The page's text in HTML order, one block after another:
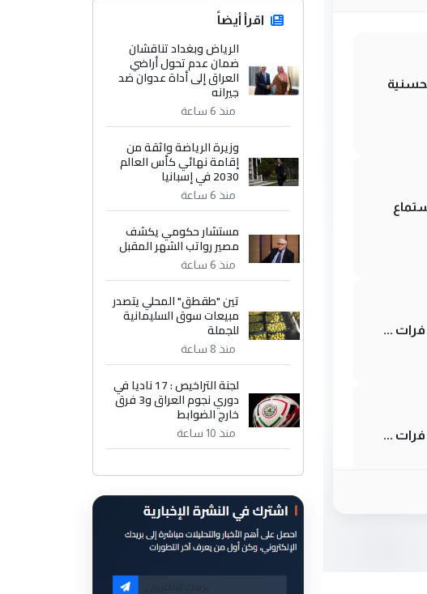
فرات ...
فرات ...
اقرأ أيضاً
الرياض وبغداد تناقشان
ضمان عدم تحول أراضي
العراق إلى أداة عدوان ضد
جيرانه
منذ 6 ساعة
وزيرة الرياضة واثقة من
إقامة نهائي كأس العالم
2030 في إسبانيا
منذ 6 ساعة
مستشار حكومي يكشف
مصير رواتب الشهر المقبل
منذ 6 ساعة
تين "طقطق" المحلي يتصدر
مبيعات سوق السليمانية
للجملة
منذ 8 ساعة
لجنة التراخيص : 17 ناديا في
دوري نجوم العراق و3 فرق
خارج الضوابط
منذ 10 ساعة